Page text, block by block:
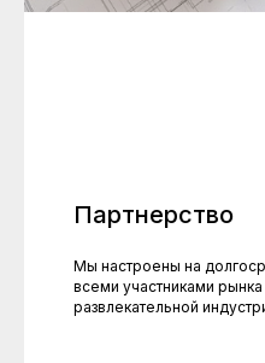
Партнерство
Мы настроены на
всеми участниками
развлекательной